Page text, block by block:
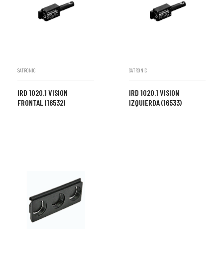
SATRONIC
IRD 1020.1 VISION
FRONTAL (16532)
SATRONIC
IRD 1020.1 VISION
IZQUIERDA (16533)